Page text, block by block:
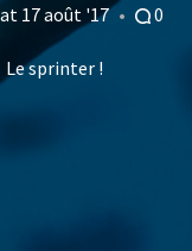
at 17 août '17 0
Le sprinter !